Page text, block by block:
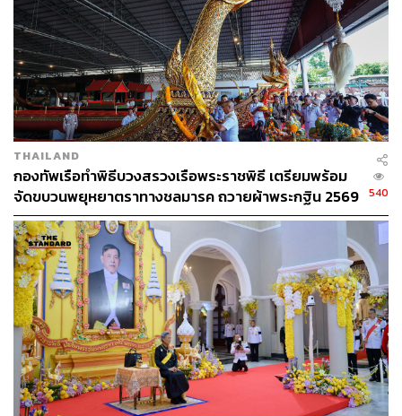
THAILAND
กองทัพเรือทำพิธีบวงสรวงเรือพระราชพิธี เตรียมพร้อม
จัดขบวนพยุหยาตราทางชลมารค ถวายผ้าพระกฐิน 2569
540